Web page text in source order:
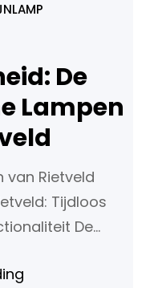
De
Lampen
van Rietveld
Tijdloos
De
de meest